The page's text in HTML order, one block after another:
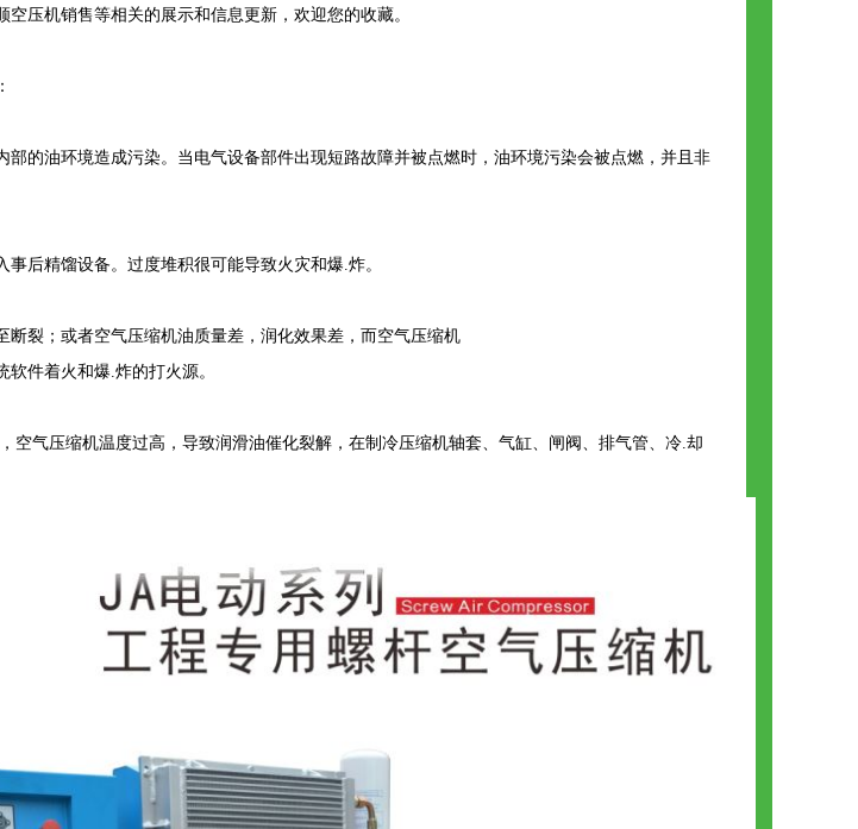
空压机销售等相关的展示和信息更新，欢迎您的收藏。
的油环境造成污染。当电气设备部件出现短路故障并被点燃时，油环境污染会被点燃，并且非
后精馏设备。过度堆积很可能导致火灾和爆.炸。
裂；或者空气压缩机油质量差，润化效果差，而空气压缩机
件着火和爆.炸的打火源。
气压缩机温度过高，导致润滑油催化裂解，在制冷压缩机轴套、气缸、闸阀、排气管、冷.却